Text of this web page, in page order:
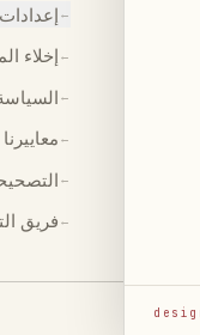
←
← إخلاء
←
←
←
← فريق